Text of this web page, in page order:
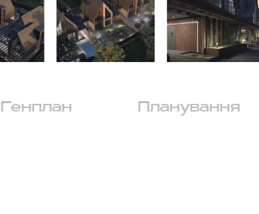
Генплан Планування